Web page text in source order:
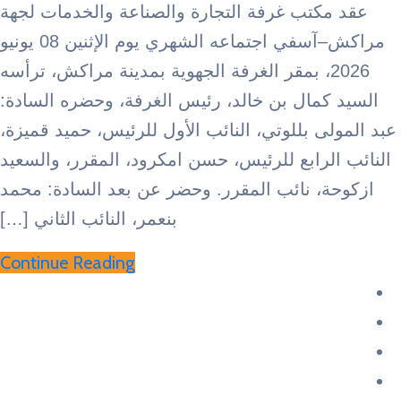
غرفة التجارة والصناعة والخدمات لجهة
مراكش–آسفي اجتماعه الشهري يوم الإثنين 08 يونيو
2026، بمقر الغرفة الجهوية بمدينة مراكش، ترأسه
بن خالد، رئيس الغرفة، وحضره السادة:
بللوتي، النائب الأول للرئيس، حميد قميزة،
للرئيس، حسن امكرود، المقرر، والسعيد
نائب المقرر. وحضر عن بعد السادة: محمد
بنعمر، النائب الثاني […]
Continue Reading